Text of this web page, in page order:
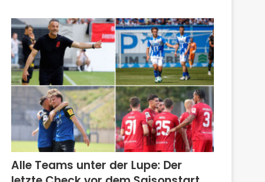
Alle Teams unter der Lupe: Der